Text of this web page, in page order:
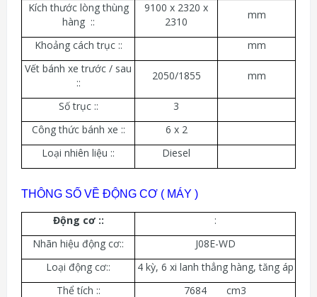
Kích thước lòng thùng
hàng ::
9100 x 2320 x
2310
mm
Khoảng cách trục ::
mm
Vết bánh xe trước / sau
::
2050/1855 mm
Số trục ::
3
Công thức bánh xe ::
6 x 2
Loại nhiên liệu ::
Diesel
THÔNG SỐ VỀ ĐỘNG CƠ ( MÁY )
Động cơ ::
:
Nhãn hiệu động cơ::
J08E-WD
Loại động cơ::
4 kỳ, 6 xi lanh thẳng hàng, tăng áp
Thể tích ::
7684 cm3